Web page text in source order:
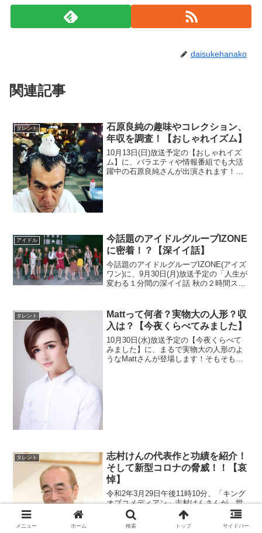
daisukehanako
関連記事
タレント
石原良純の趣味やコレクション、
年収を調査！【おしゃれイズム】
10月13日(日)放送予定の【おしゃれイズ
ム】に、バラエティや情報番組でも大活
躍中の石原良純さんが出演されます！エ
アイドル
今話題のアイドルグループIZONE
に密着！？【深イイ話】
今話題のアイドルグループIZONE(アイズ
ワン)に、9月30日(月)放送予定の「人生が
変わる１分間の深イイ話 秋の２時間スペ
みました！メンバーや活動状況など、気
になる方は...
タレント
Mattって何者？実物大の人形？収
入は？【今夜くらべてみました】
10月30日(水)放送予定の【今夜くらべて
みました】に、まるで実物大の人形のよ
うなMattさんが登場します！そもそも
タレント
志村けんの代表作と功績を紹介！
そして新型コロナの脅威！！【哀
悼】
令和2年3月29日午後11時10分、「キング
オブコメディアン」志村けんさんが、世
界中で猛威を振るう新型コロナウィルス
による重度の呼吸器障害（肺炎）でお亡
くなりになりました。3月23日に陽性と判
メニュー ホーム 検索 トップ サイドバー